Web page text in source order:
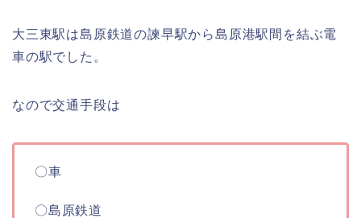
大三東駅は島原鉄道の諫早駅から島原港駅間を結ぶ電
車の駅でした。
なので交通手段は
〇車
〇島原鉄道